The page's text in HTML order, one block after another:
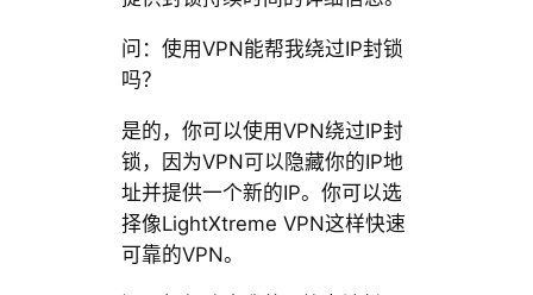
问：使用VPN能帮我绕过IP封锁
吗？
是的，你可以使用VPN绕过IP封
锁，因为VPN可以隐藏你的IP地
址并提供一个新的IP。你可以选
择像LightXtreme VPN这样快速
可靠的VPN。